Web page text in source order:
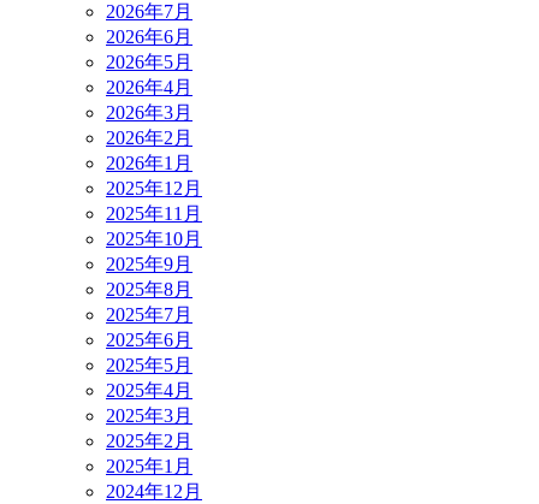
2026年7月
2026年6月
2026年5月
2026年4月
2026年3月
2026年2月
2026年1月
2025年12月
2025年11月
2025年10月
2025年9月
2025年8月
2025年7月
2025年6月
2025年5月
2025年4月
2025年3月
2025年2月
2025年1月
2024年12月